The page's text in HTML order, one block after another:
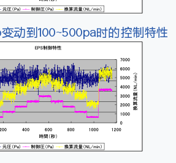
动到100~500pa时的控制特性